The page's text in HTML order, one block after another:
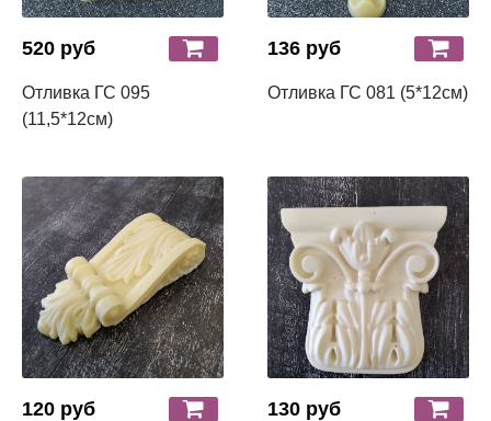
520 руб
Отливка ГС 095
(11,5*12см)
136 руб
Отливка ГС 081 (5*12см)
120 руб 130 руб